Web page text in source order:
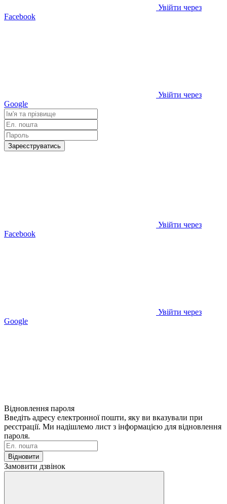
Увійти через
Facebook
Увійти через
Google
Зареєструватись
Увійти через
Facebook
Увійти через
Google
Відновлення пароля
Введіть адресу електронної пошти, яку ви вказували при
реєстрації. Ми надішлемо лист з інформацією для відновлення
пароля.
Відновити
Замовити дзвінок